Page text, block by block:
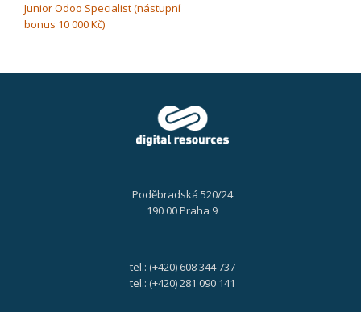
Junior Odoo Specialist (nástupní
bonus 10 000 Kč)
Poděbradská 520/24
190 00 Praha 9
tel.: (+420) 608 344 737
tel.: (+420) 281 090 141